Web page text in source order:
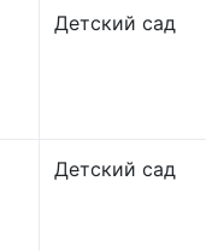
Детский сад
Детский сад